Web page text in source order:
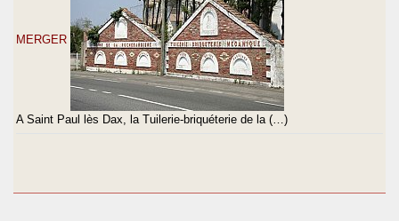
MERGER
A Saint Paul lès Dax, la Tuilerie-briquéterie de la (…)